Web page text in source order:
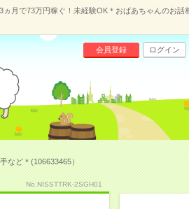
3ヵ月で73万円稼ぐ！未経験OK＊おばあちゃんのお話
会員登録 ログイン
など＊(106633465）
No.NISSTTRK-2SGH01